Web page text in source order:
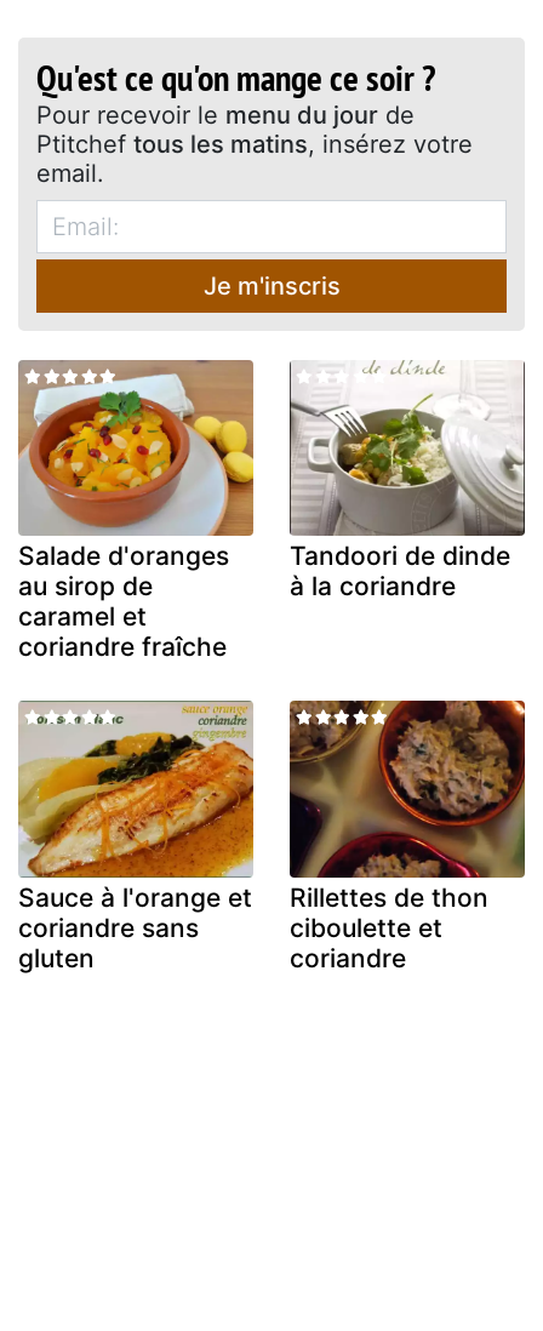
Qu'est ce qu'on mange ce soir ?
Pour recevoir le menu du jour de
Ptitchef tous les matins, insérez votre
email.
Je m'inscris
Salade d'oranges
au sirop de
caramel et
coriandre fraîche
Tandoori de dinde
à la coriandre
Sauce à l'orange et
coriandre sans
gluten
Rillettes de thon
ciboulette et
coriandre